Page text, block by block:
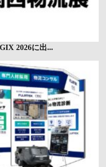
2026に出...